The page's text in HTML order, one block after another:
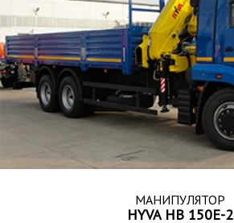
МАНИПУЛЯТОР
HYVA HB 150E-2